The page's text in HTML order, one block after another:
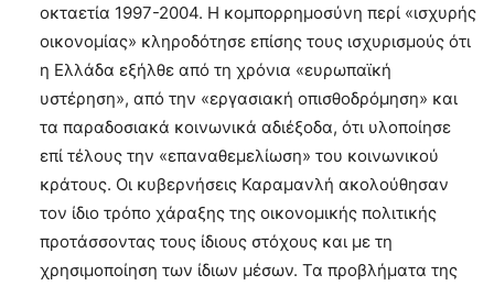
οκταετία 1997-2004. Η κομπορρημοσύνη περί «ισχυρής
οικονομίας» κληροδότησε επίσης τους ισχυρισμούς ότι
η Ελλάδα εξήλθε από τη χρόνια «ευρωπαϊκή
υστέρηση», από την «εργασιακή οπισθοδρόμηση» και
τα παραδοσιακά κοινωνικά αδιέξοδα, ότι υλοποίησε
επί τέλους την «επαναθεμελίωση» του κοινωνικού
κράτους. Οι κυβερνήσεις Καραμανλή ακολούθησαν
τον ίδιο τρόπο χάραξης της οικονομικής πολιτικής
προτάσσοντας τους ίδιους στόχους και με τη
χρησιμοποίηση των ίδιων μέσων. Τα προβλήματα της